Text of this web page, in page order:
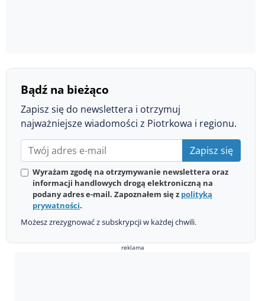
Bądź na bieżąco
Zapisz się do newslettera i otrzymuj
najważniejsze wiadomości z Piotrkowa i regionu.
Zapisz się
Wyrażam zgodę na otrzymywanie newslettera oraz
informacji handlowych drogą elektroniczną na
podany adres e-mail. Zapoznałem się z polityką
prywatności.
Możesz zrezygnować z subskrypcji w każdej chwili.
reklama